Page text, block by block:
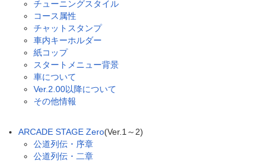
チューニングスタイル
コース属性
チャットスタンプ
車内キーホルダー
紙コップ
スタートメニュー背景
車について
Ver.2.00以降について
その他情報
ARCADE STAGE Zero(Ver.1～2)
公道列伝・序章
公道列伝・二章